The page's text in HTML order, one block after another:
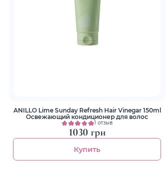
ANILLO Lime Sunday Refresh Hair Vinegar 150ml
Освежающий кондиционер для волос
1 отзыв
1030 грн
Купить